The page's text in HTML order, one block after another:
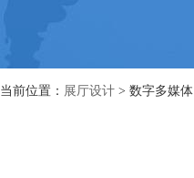
当前位置： 展厅设计 > 数字多媒体